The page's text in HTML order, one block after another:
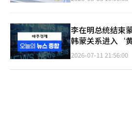
李在明总统结束
韩蒙关系进入‘
2026-07-11 21:56:00